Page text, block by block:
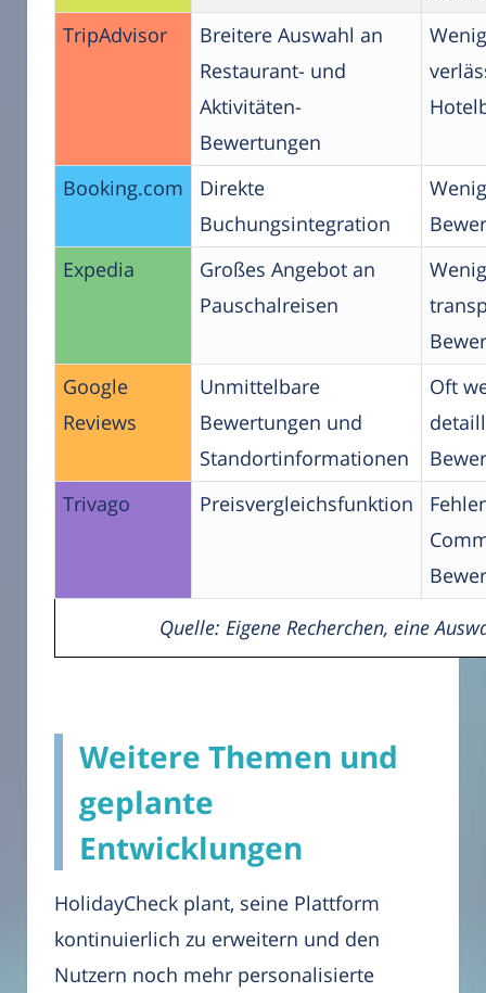
TripAdvisor
Breitere Auswahl an
Restaurant- und
Aktivitäten-
Bewertungen
Booking.com
Direkte
Buchungsintegration
Expedia
Großes Angebot an
Pauschalreisen
Google
Reviews
Unmittelbare
Bewertungen und
Standortinformationen
Oft
Trivago
Preisvergleichsfunktion
Quelle: Eigene Recherchen, eine
Weitere Themen und
geplante
Entwicklungen
HolidayCheck plant, seine Plattform
kontinuierlich zu erweitern und den
Nutzern noch mehr personalisierte